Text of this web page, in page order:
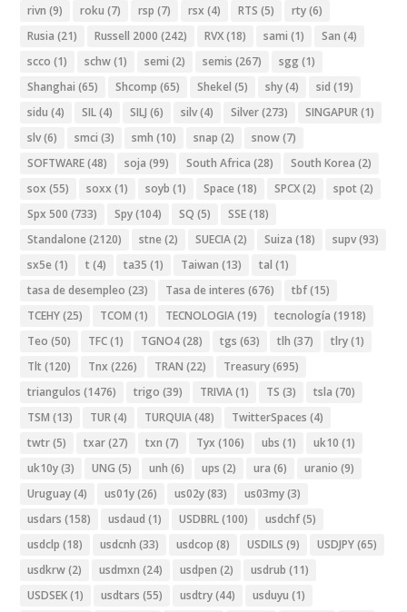
rivn (9) roku (7) rsp (7) rsx (4) RTS (5) rty(6)
Rusia (21) Russell 2000 (242) RVX(18) sami (1) San (4)
scco (1) schw(1) semi (2) semis (267) sgg (1)
Shanghai (65) Shcomp (65) Shekel (5) shy(4) sid (19)
sidu (4) SIL(4) SILJ (6) silv(4) Silver(273) SINGAPUR(1)
slv(6) smci (3) smh (10) snap (2) snow(7)
SOFTWARE(48) soja (99) South Africa (28) South Korea (2)
sox (55) soxx (1) soyb (1) Space (18) SPCX(2) spot (2)
Spx 500 (733) Spy(104) SQ (5) SSE(18)
Standalone (2120) stne (2) SUECIA(2) Suiza (18) supv(93)
sx5e (1) t (4) ta35 (1) Taiwan (13) tal (1)
tasa de desempleo (23) Tasa de interes (676) tbf(15)
TCEHY(25) TCOM (1) TECNOLOGIA(19) tecnología (1918)
Teo (50) TFC(1) TGNO4(28) tgs (63) tlh (37) tlry(1)
Tlt (120) Tnx (226) TRAN (22) Treasury(695)
triangulos (1476) trigo (39) TRIVIA(1) TS (3) tsla (70)
TSM (13) TUR(4) TURQUIA(48) TwitterSpaces (4)
twtr(5) txar(27) txn (7) Tyx (106) ubs (1) uk10 (1)
uk10y(3) UNG (5) unh (6) ups (2) ura (6) uranio (9)
Uruguay(4) us01y(26) us02y(83) us03my(3)
usdars (158) usdaud (1) USDBRL(100) usdchf(5)
usdclp (18) usdcnh (33) usdcop (8) USDILS (9) USDJPY(65)
usdkrw(2) usdmxn (24) usdpen (2) usdrub (11)
USDSEK(1) usdtars (55) usdtry(44) usduyu (1)